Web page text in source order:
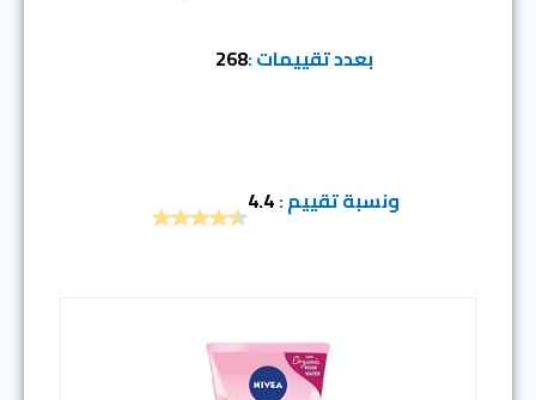
بعدد تقييمات :268
ونسبة تقييم :4.4